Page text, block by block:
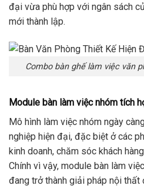
đại vừa phù hợp với ngân sách
mới thành lập.
Combo bàn ghế làm việc văn
Module bàn làm việc nhóm tích
Mô hình làm việc nhóm ngày
nghiệp hiện đại, đặc biệt ở các
kinh doanh, chăm sóc khách
Chính vì vậy, module bàn làm
đang trở thành giải pháp nội